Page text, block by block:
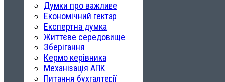
Думки про важливе
Економічний гектар
Експертна думка
Життєве середовище
Зберігання
Кермо керівника
Механізація АПК
Питання бухгалтерії